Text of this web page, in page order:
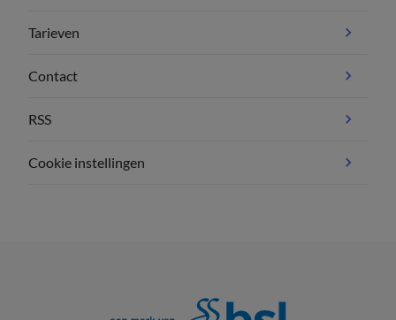
Tarieven
Contact
RSS
Cookie instellingen